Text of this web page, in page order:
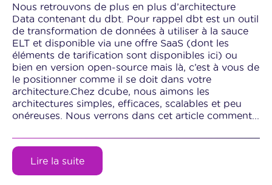
Nous retrouvons de plus en plus d’architecture
Data contenant du dbt. Pour rappel dbt est un outil
de transformation de données à utiliser à la sauce
ELT et disponible via une offre SaaS (dont les
éléments de tarification sont disponibles ici) ou
bien en version open-source mais là, c’est à vous de
le positionner comme il se doit dans votre
architecture.Chez dcube, nous aimons les
architectures simples, efficaces, scalables et peu
onéreuses. Nous verrons dans cet article comment...
Lire la suite